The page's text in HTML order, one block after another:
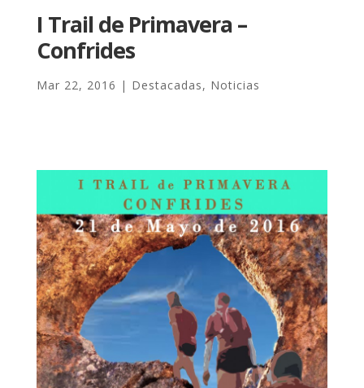
I Trail de Primavera –
Confrides
Mar 22, 2016 | Destacadas, Noticias